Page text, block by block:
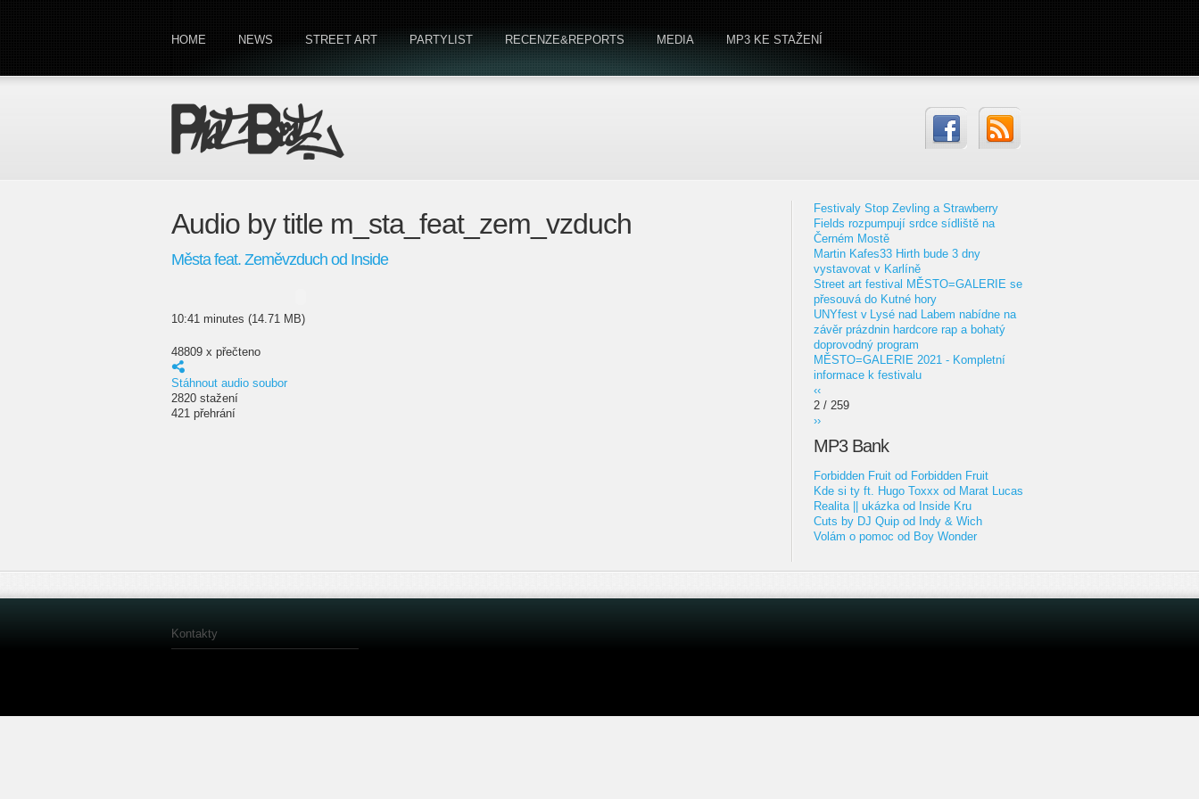
HOME NEWS STREET ART PARTYLIST RECENZE&REPORTS MEDIA MP3 KE STAŽENÍ
Audio by title m_sta_feat_zem_vzduch
Města feat. Zeměvzduch od Inside
10:41 minutes (14.71 MB)
48809 x přečteno
Stáhnout audio soubor
2820 stažení
421 přehrání
Festivaly Stop Zevling a Strawberry
Fields rozpumpují srdce sídliště na
Černém Mostě
Martin Kafes33 Hirth bude 3 dny
vystavovat v Karlíně
Street art festival MĚSTO=GALERIE se
přesouvá do Kutné hory
UNYfest v Lysé nad Labem nabídne na
závěr prázdnin hardcore rap a bohatý
doprovodný program
MĚSTO=GALERIE 2021 - Kompletní
informace k festivalu
‹‹
2 / 259
››
MP3 Bank
Forbidden Fruit od Forbidden Fruit
Kde si ty ft. Hugo Toxxx od Marat Lucas
Realita || ukázka od Inside Kru
Cuts by DJ Quip od Indy & Wich
Volám o pomoc od Boy Wonder
Kontakty